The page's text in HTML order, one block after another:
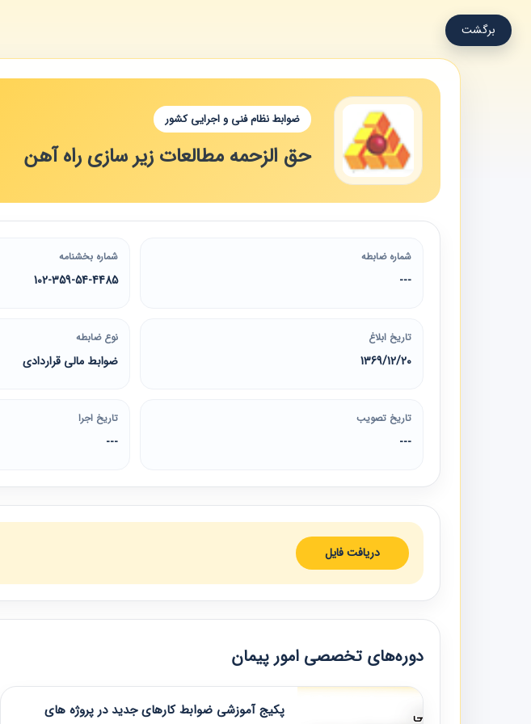
برگشت
ضوابط نظام فنی و اجرایی کشور
حق الزحمه مطالعات زیر سازی راه آهن
شماره ضابطه
---
شماره بخشنامه
102-359-54-4485
تاریخ ابلاغ
1369/12/20
نوع ضابطه
ضوابط مالی قراردادی
تاریخ تصویب
---
تاریخ اجرا
---
دریافت فایل
دوره‌های تخصصی امور پیمان
پکیج آموزشی ضوابط کارهای جدید در پروژه های